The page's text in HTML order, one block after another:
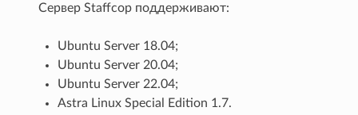
Сервер Staffcop поддерживают:
Ubuntu Server 18.04;
Ubuntu Server 20.04;
Ubuntu Server 22.04;
Astra Linux Special Edition 1.7.